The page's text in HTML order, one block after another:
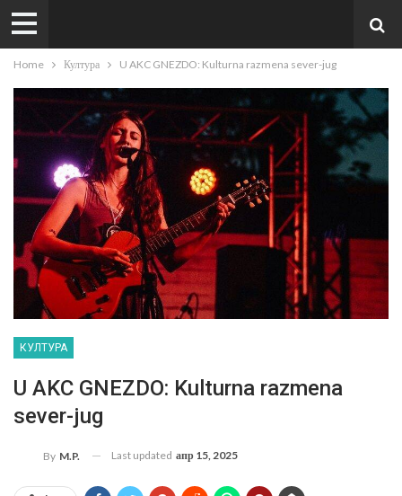
Home Култура U AKC GNEZDO: Kulturna razmena sever-jug
КУЛТУРА
U AKC GNEZDO: Kulturna razmena
sever-jug
By M.P. Last updated апр 15, 2025